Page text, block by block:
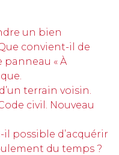
un bien
convient-il de
panneau « À
terrain voisin.
civil. Nouveau
il possible d’acquérir
du temps ?